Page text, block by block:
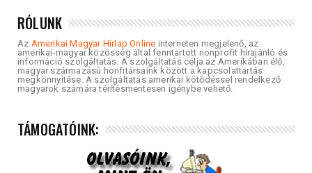
RÓLUNK
Az Amerikai Magyar Hírlap Online interneten megjelenő, az
amerikai-magyar közösség által fenntartott nonprofit hírajánló és
információ szolgáltatás. A szolgáltatás célja az Amerikában élő,
magyar származású honfitársaink között a kapcsolattartás
megkönnyítése. A szolgáltatás amerikai kötődéssel rendelkező
magyarok számára térítésmentesen igénybe vehető.
TÁMOGATÓINK: